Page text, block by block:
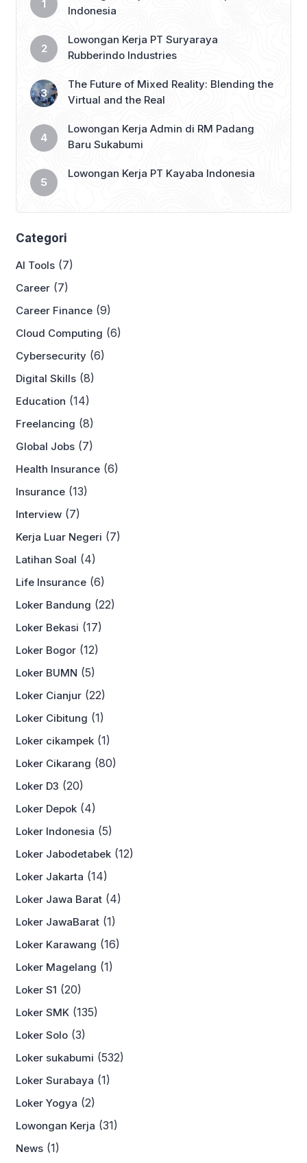
Indonesia
Lowongan Kerja PT Suryaraya
Rubberindo Industries
The Future of Mixed Reality: Blending the
Virtual and the Real
Lowongan Kerja Admin di RM Padang
Baru Sukabumi
Lowongan Kerja PT Kayaba Indonesia
Categori
AI Tools (7)
Career (7)
Career Finance (9)
Cloud Computing (6)
Cybersecurity (6)
Digital Skills (8)
Education (14)
Freelancing (8)
Global Jobs (7)
Health Insurance (6)
Insurance (13)
Interview (7)
Kerja Luar Negeri (7)
Latihan Soal (4)
Life Insurance (6)
Loker Bandung (22)
Loker Bekasi (17)
Loker Bogor (12)
Loker BUMN (5)
Loker Cianjur (22)
Loker Cibitung (1)
Loker cikampek (1)
Loker Cikarang (80)
Loker D3 (20)
Loker Depok (4)
Loker Indonesia (5)
Loker Jabodetabek (12)
Loker Jakarta (14)
Loker Jawa Barat (4)
Loker JawaBarat (1)
Loker Karawang (16)
Loker Magelang (1)
Loker S1 (20)
Loker SMK (135)
Loker Solo (3)
Loker sukabumi (532)
Loker Surabaya (1)
Loker Yogya (2)
Lowongan Kerja (31)
News (1)